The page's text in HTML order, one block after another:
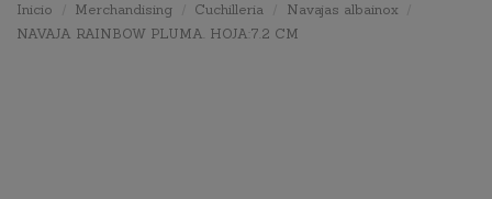
Inicio Merchandising Cuchilleria
Navajas albainox
NAVAJA RAINBOW PLUMA. HOJA:7.2 CM